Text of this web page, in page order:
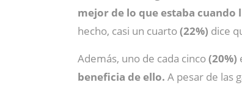
mejor de lo que estaba cuando
hecho, casi un cuarto(22%) dice
Además, uno de cada cinco(20%)
beneficia de ello. A pesar de las